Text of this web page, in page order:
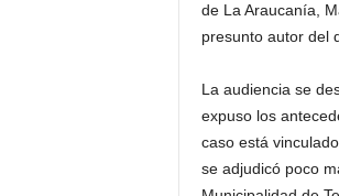
de La Araucanía,
presunto autor del
La audiencia se
expuso los
caso está
se adjudicó poco